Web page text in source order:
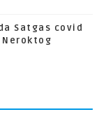
Satgas covid
Neroktog